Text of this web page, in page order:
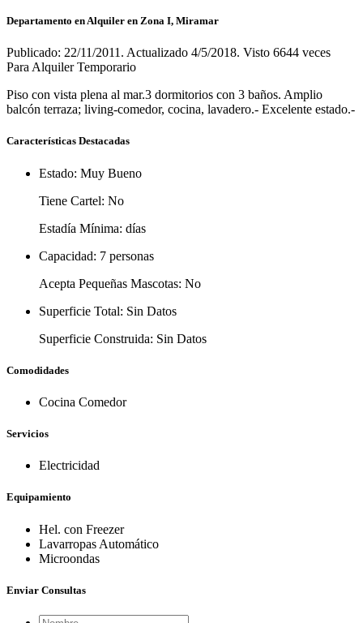
Departamento en Alquiler en Zona I, Miramar
Publicado: 22/11/2011. Actualizado 4/5/2018. Visto 6644 veces
Para Alquiler Temporario
Piso con vista plena al mar.3 dormitorios con 3 baños. Amplio
balcón terraza; living-comedor, cocina, lavadero.- Excelente estado.-
Características Destacadas
Estado: Muy Bueno
Tiene Cartel: No
Estadía Mínima: días
Capacidad: 7 personas
Acepta Pequeñas Mascotas: No
Superficie Total: Sin Datos
Superficie Construida: Sin Datos
Comodidades
Cocina Comedor
Servicios
Electricidad
Equipamiento
Hel. con Freezer
Lavarropas Automático
Microondas
Enviar Consultas